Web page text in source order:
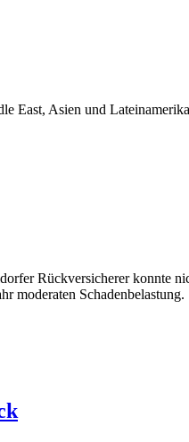
East, Asien und
Rückversicherer konnte
moderaten Schadenbelastung.